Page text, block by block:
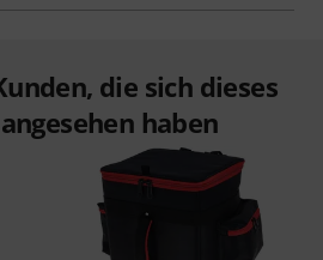
die sich dieses
haben